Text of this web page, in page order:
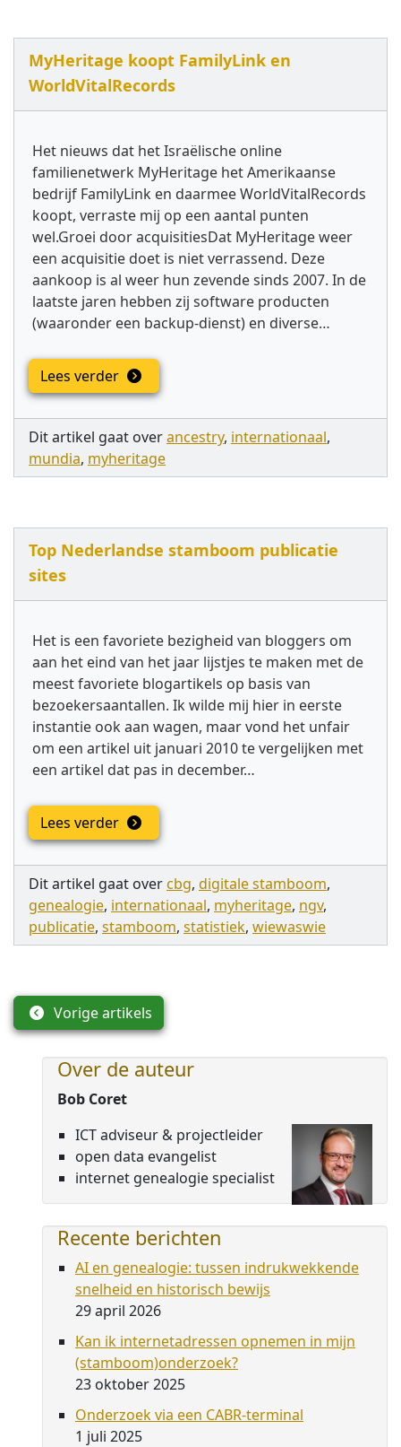
MyHeritage koopt FamilyLink en
WorldVitalRecords
Het nieuws dat het Israëlische online
familienetwerk MyHeritage het Amerikaanse
bedrijf FamilyLink en daarmee WorldVitalRecords
koopt, verraste mij op een aantal punten
wel.Groei door acquisitiesDat MyHeritage weer
een acquisitie doet is niet verrassend. Deze
aankoop is al weer hun zevende sinds 2007. In de
laatste jaren hebben zij software producten
(waaronder een backup-dienst) en diverse…
Lees verder
Dit artikel gaat overancestry, internationaal,
mundia, myheritage
Top Nederlandse stamboom publicatie
sites
Het is een favoriete bezigheid van bloggers om
aan het eind van het jaar lijstjes te maken met de
meest favoriete blogartikels op basis van
bezoekersaantallen. Ik wilde mij hier in eerste
instantie ook aan wagen, maar vond het unfair
om een artikel uit januari 2010 te vergelijken met
een artikel dat pas in december…
Lees verder
Dit artikel gaat overcbg, digitale stamboom,
genealogie, internationaal, myheritage, ngv,
publicatie, stamboom, statistiek, wiewaswie
Vorige artikels
Over de auteur
Bob Coret
ICT adviseur & projectleider
open data evangelist
internet genealogie specialist
Recente berichten
AI en genealogie: tussen indrukwekkende
snelheid en historisch bewijs
29 april 2026
Kan ik internetadressen opnemen in mijn
(stamboom)onderzoek?
23 oktober 2025
Onderzoek via een CABR-terminal
1 juli 2025